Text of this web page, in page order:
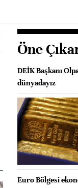
Öne
DEİK Başkanı
dünyadayız
Euro Bölgesi